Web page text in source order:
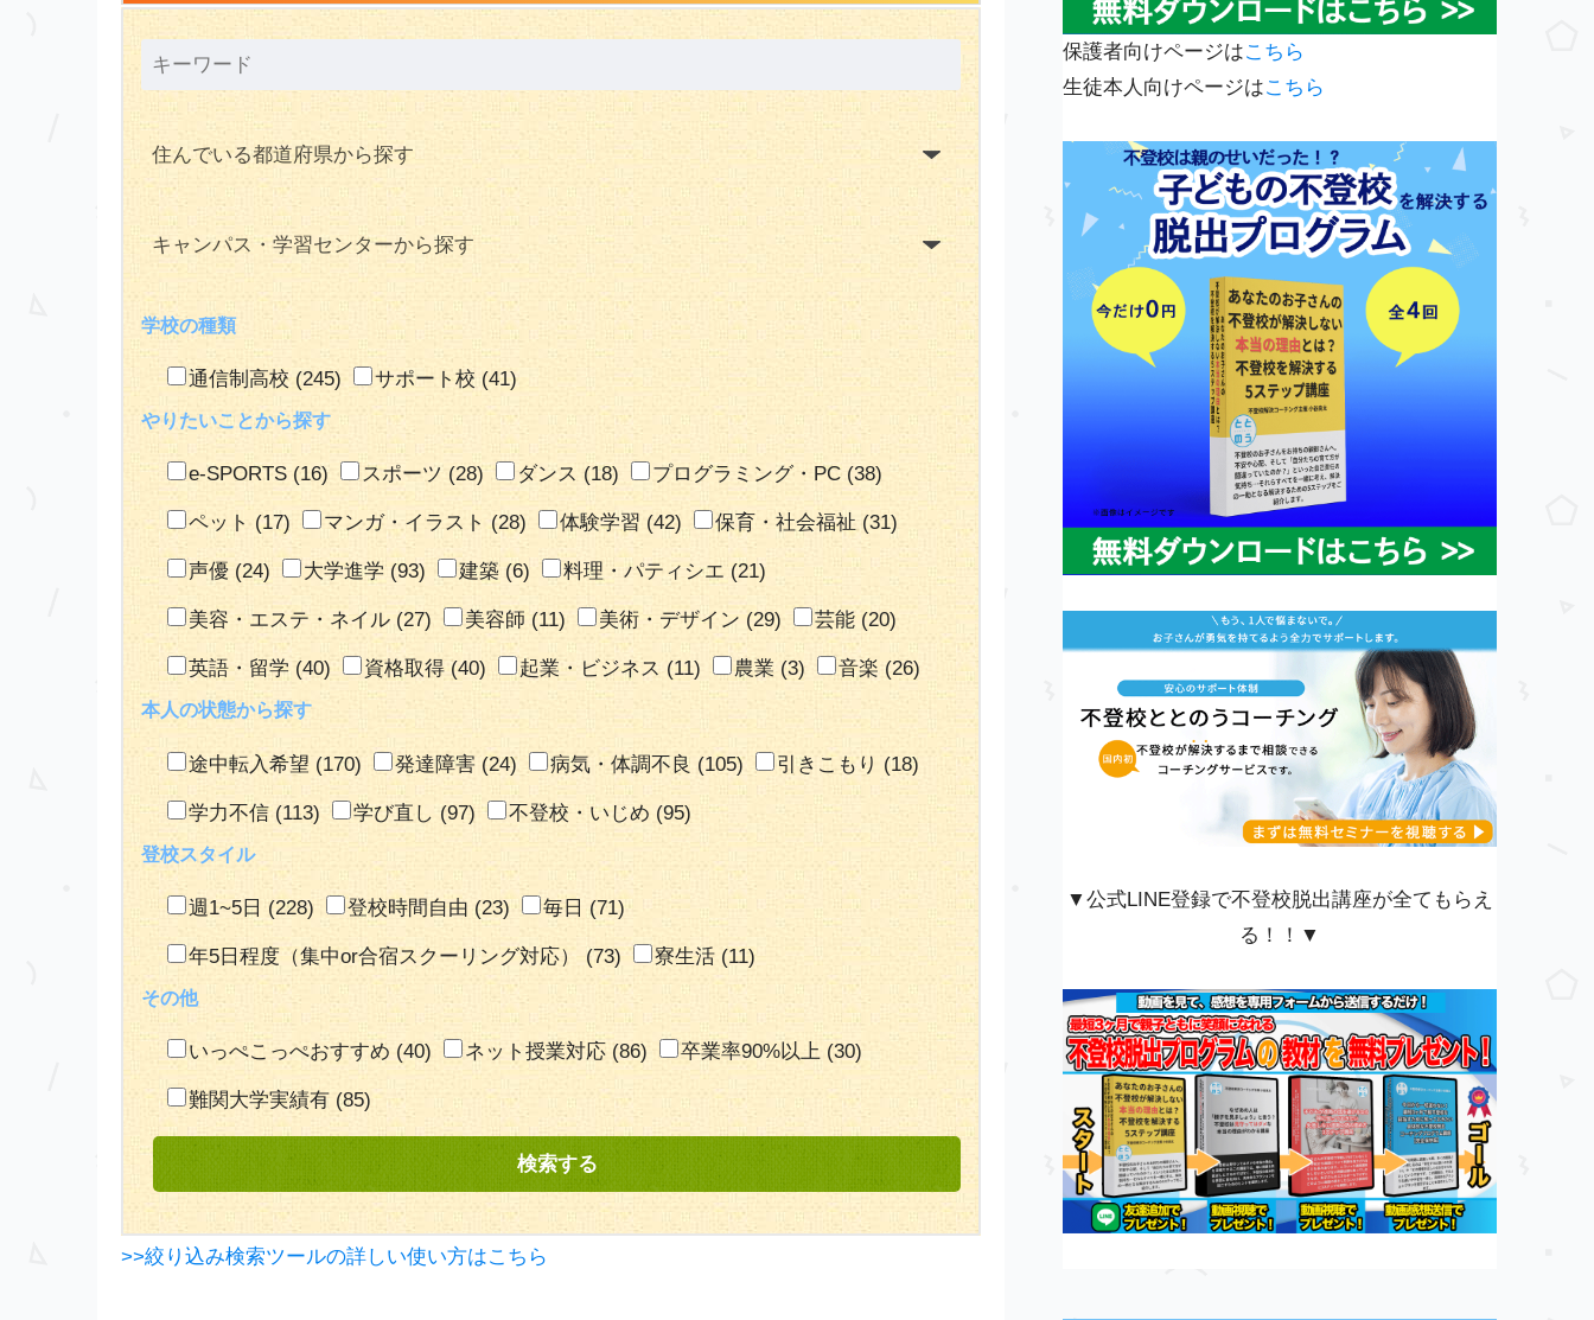
学校の種類
通信制高校 (245) サポート校 (41)
やりたいことから探す
e-SPORTS (16) スポーツ (28) ダンス (18) プログラミング・PC (38)
ペット (17) マンガ・イラスト (28) 体験学習 (42) 保育・社会福祉 (31)
声優 (24) 大学進学 (93) 建築 (6) 料理・パティシエ (21)
美容・エステ・ネイル (27) 美容師 (11) 美術・デザイン (29) 芸能 (20)
英語・留学 (40) 資格取得 (40) 起業・ビジネス (11) 農業 (3) 音楽 (26)
本人の状態から探す
途中転入希望 (170) 発達障害 (24) 病気・体調不良 (105) 引きこもり (18)
学力不信 (113) 学び直し (97) 不登校・いじめ (95)
登校スタイル
週1~5日 (228) 登校時間自由 (23) 毎日 (71)
年5日程度（集中or合宿スクーリング対応） (73) 寮生活 (11)
その他
いっぺこっぺおすすめ (40) ネット授業対応 (86) 卒業率90%以上 (30)
難関大学実績有 (85)
>>絞り込み検索ツールの詳しい使い方はこちら
保護者向けページはこちら
生徒本人向けページはこちら
▼公式LINE登録で不登校脱出講座が全てもらえ
る！！▼